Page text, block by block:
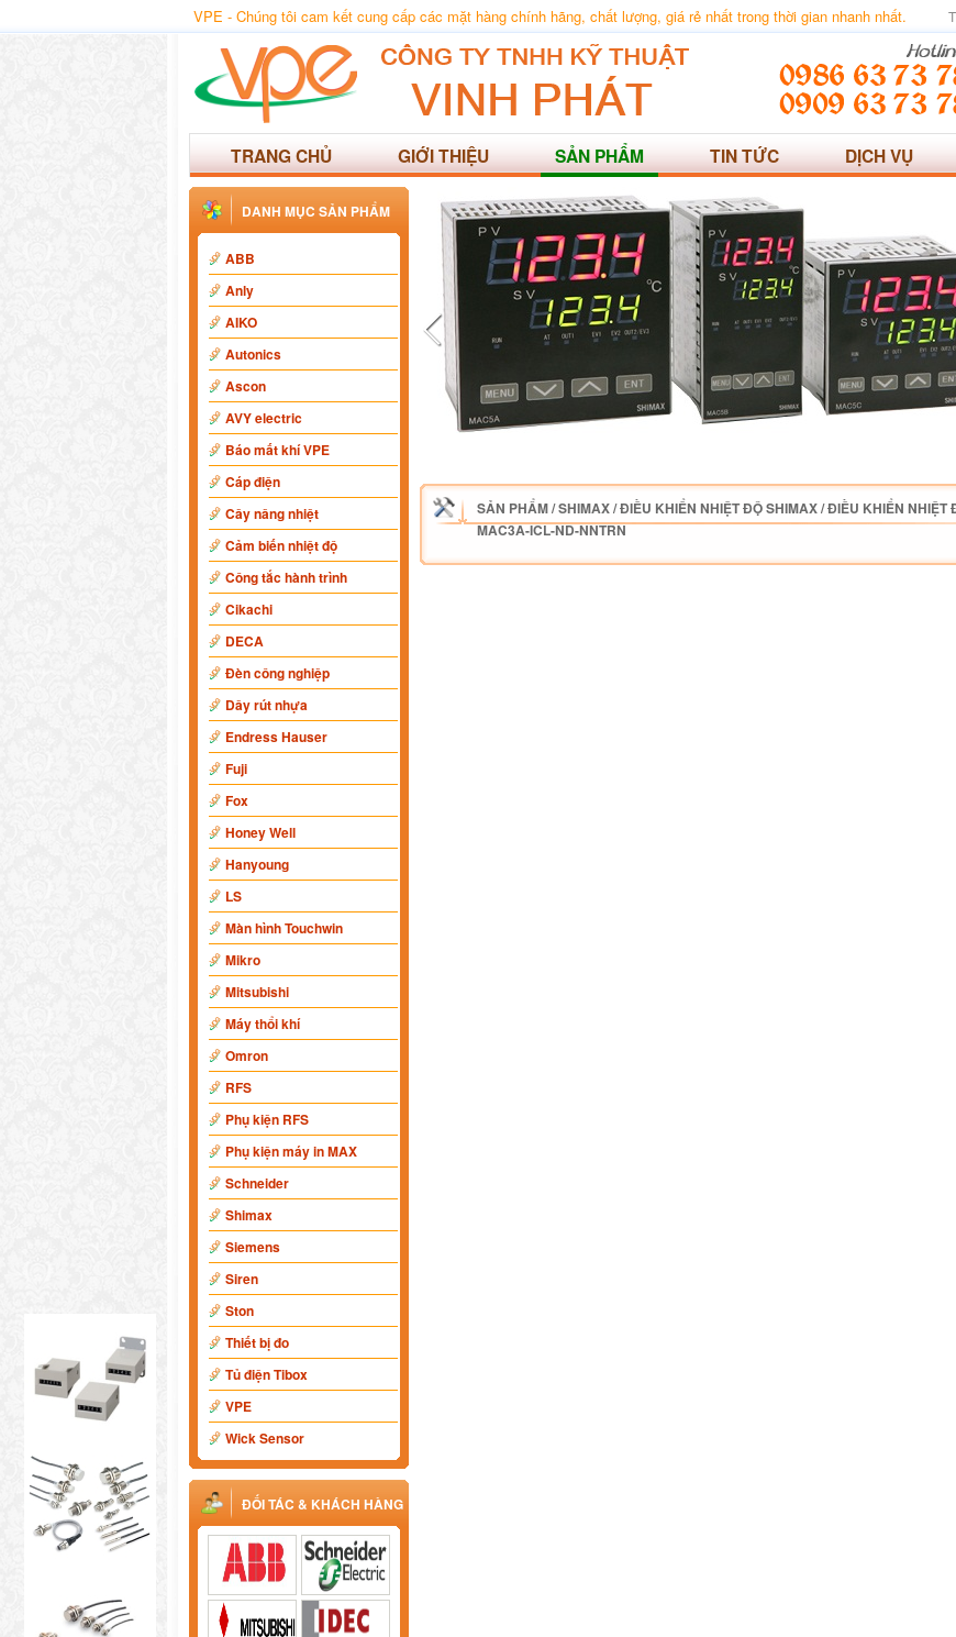
VPE - Chúng tôi cam kết cung cấp các mặt hàng chính hãng, chất lượng, giá rẻ nhất trong thời gian nhanh nhất.
TRANG CHỦ GIỚI THIỆU SẢN PHẨM TIN TỨC DỊCH VỤ
DANH MỤC SẢN PHẨM
ABB
Anly
AIKO
Autonics
Ascon
AVY electric
Báo mất khí VPE
Cáp điện
Cây nâng nhiệt
Cảm biến nhiệt độ
Công tắc hành trình
Cikachi
DECA
Đèn công nghiệp
Dây rút nhựa
Endress Hauser
Fuji
Fox
Honey Well
Hanyoung
LS
Màn hình Touchwin
Mikro
Mitsubishi
Máy thổi khí
Omron
RFS
Phụ kiện RFS
Phụ kiện máy in MAX
Schneider
Shimax
Siemens
Siren
Ston
Thiết bị đo
Tủ điện Tibox
VPE
Wick Sensor
ĐỐI TÁC & KHÁCH HÀNG
SẢN PHẨM/SHIMAX/ĐIỀU KHIỂN NHIỆT ĐỘ SHIMAX/ĐIỀU KHIỂN NHIỆT
MAC3A-ICL-ND-NNTRN